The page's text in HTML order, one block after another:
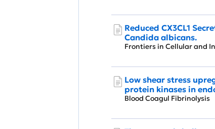
Reduced CX3CL1
Candida albicans.
Frontiers in Cellular and
Low shear stress
protein kinases in
Blood Coagul Fibrinolysis